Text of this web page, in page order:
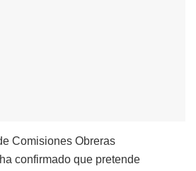
Comisiones Obreras
confirmado que pretende